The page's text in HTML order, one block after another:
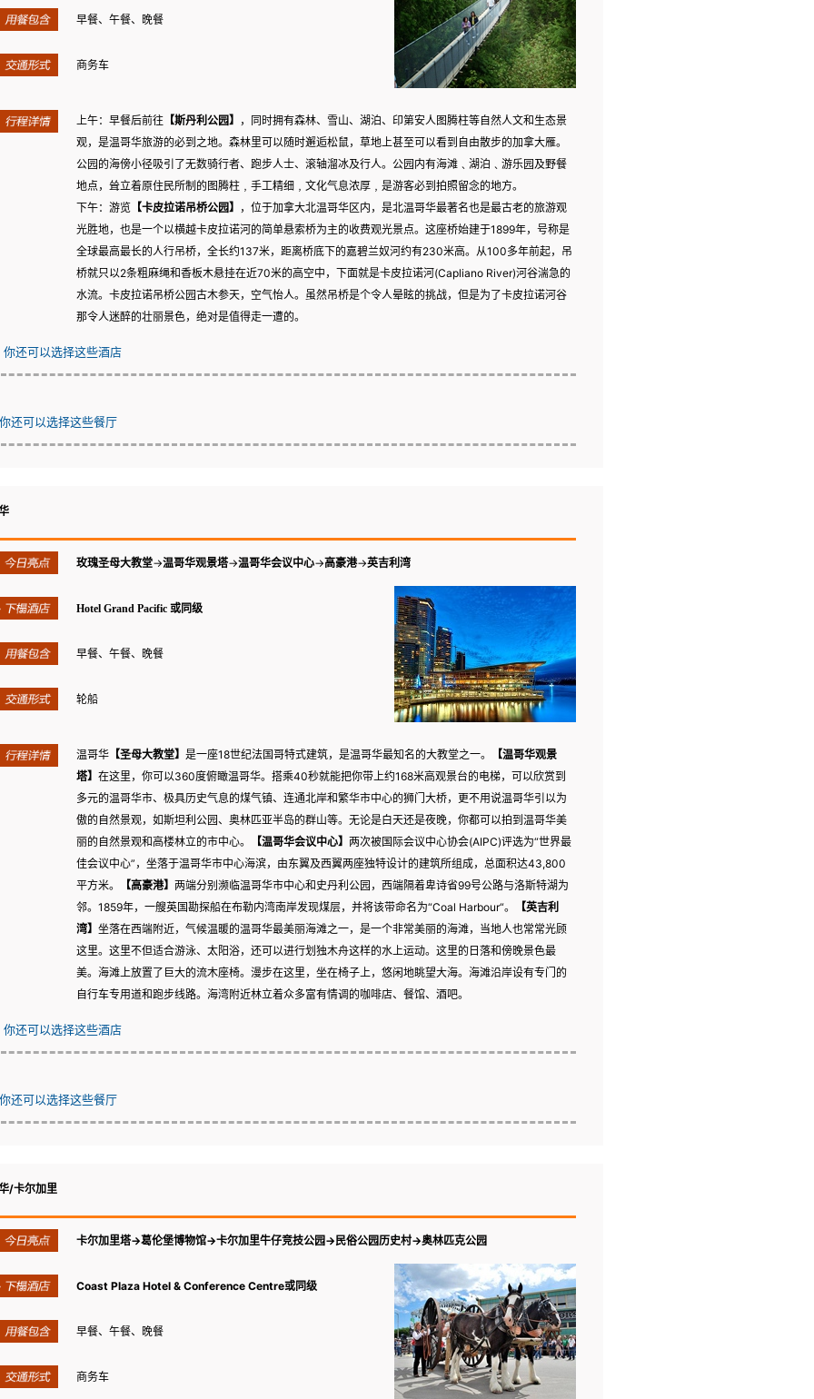
早餐、午餐、晚餐
商务车
上午：早餐后前往 【斯丹利公园】
，同时拥有森林、雪山、湖泊、印第安人图腾柱等自然人文和生态景
观，是温哥华旅游的必到之地。森林里可以随时邂逅松鼠，草地上甚至可以看到自由散步的加拿大雁。
公园的海傍小径吸引了无数骑行者、跑步人士、滚轴溜冰及行人。公园内有海滩﹑湖泊﹑游乐园及野餐
地点，耸立着原住民所制的图腾柱﹐手工精细﹐文化气息浓厚﹐是游客必到拍照留念的地方。
下午：游览 【卡皮拉诺吊桥公园】
，位于加拿大北温哥华区内，是北温哥华最著名也是最古老的旅游观
光胜地，也是一个以横越卡皮拉诺河的简单悬索桥为主的收费观光景点。这座桥始建于1899年，号称是
全球最高最长的人行吊桥，全长约137米，距离桥底下的嘉碧兰奴河约有230米高。从100多年前起，吊
桥就只以2条粗麻绳和香板木悬挂在近70米的高空中，下面就是卡皮拉诺河(Capliano River)河谷湍急的
水流。卡皮拉诺吊桥公园古木参天，空气怡人。虽然吊桥是个令人晕眩的挑战，但是为了卡皮拉诺河谷
那令人迷醉的壮丽景色，绝对是值得走一遭的。
你还可以选择这些酒店
你还可以选择这些餐厅
玫瑰圣母大教堂→温哥华观景塔→温哥华会议中心→高豪港→英吉利湾
Hotel Grand Pacific 或同级
早餐、午餐、晚餐
轮船
温哥华 【圣母大教堂】 是一座18世纪法国哥特式建筑，是温哥华最知名的大教堂之一。
【温哥华观景
塔】 在这里，你可以360度俯瞰温哥华。搭乘40秒就能把你带上约168米高观景台的电梯，可以欣赏到
多元的温哥华市、极具历史气息的煤气镇、连通北岸和繁华市中心的狮门大桥，更不用说温哥华引以为
傲的自然景观，如斯坦利公园、奥林匹亚半岛的群山等。无论是白天还是夜晚，你都可以拍到温哥华美
丽的自然景观和高楼林立的市中心。
【温哥华会议中心】 两次被国际会议中心协会(AIPC)评选为“世界最
佳会议中心”，坐落于温哥华市中心海滨，由东翼及西翼两座独特设计的建筑所组成，总面积达43,800
平方米。
【高豪港】 两端分别濒临温哥华市中心和史丹利公园，西端隔着卑诗省99号公路与洛斯特湖为
邻。1859年，一艘英国勘探船在布勒内湾南岸发现煤层，并将该带命名为“Coal Harbour“。
【英吉利
湾】 坐落在西端附近，气候温暖的温哥华最美丽海滩之一，是一个非常美丽的海滩，当地人也常常光顾
这里。这里不但适合游泳、太阳浴，还可以进行划独木舟这样的水上运动。这里的日落和傍晚景色最
美。海滩上放置了巨大的流木座椅。漫步在这里，坐在椅子上，悠闲地眺望大海。海滩沿岸设有专门的
自行车专用道和跑步线路。海湾附近林立着众多富有情调的咖啡店、餐馆、酒吧。
你还可以选择这些酒店
你还可以选择这些餐厅
/卡尔加里
卡尔加里塔→葛伦堡博物馆→卡尔加里牛仔竞技公园→民俗公园历史村→奥林匹克公园
Coast Plaza Hotel & Conference Centre或同级
早餐、午餐、晚餐
商务车